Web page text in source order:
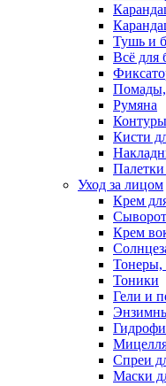
Тушь и
Всё для
Помады,
Румяна
Кисти
Палетки
Уход за лицом
Крем
Крем
Тонеры,
Тоники
Гели и
Спреи
Маски